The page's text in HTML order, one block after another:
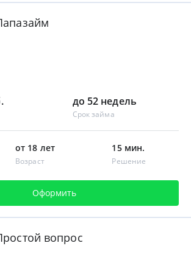
до 52 недель
Срок займа
от 18 лет
Возраст
15 мин.
Решение
Оформить
вопрос